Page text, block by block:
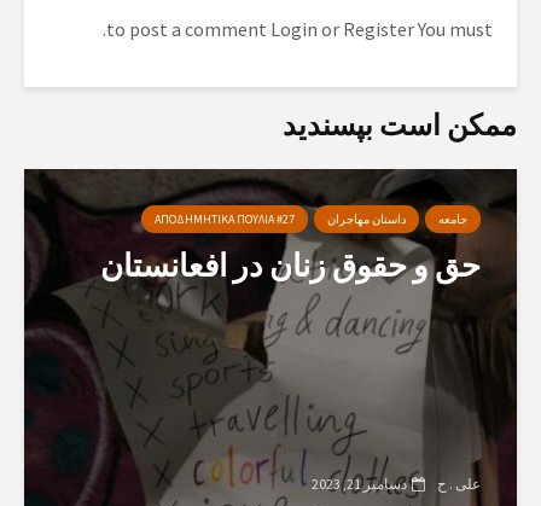
You must
Register
Login
ممکن است بپسندید
جامعه داستان مهاجران ΑΠΟΔΗΜΗΤΙΚΑ ΠΟΥΛΙΑ #27
حق و حقوق زنان در افعانستان
علی . ح دسامبر 21, 2023